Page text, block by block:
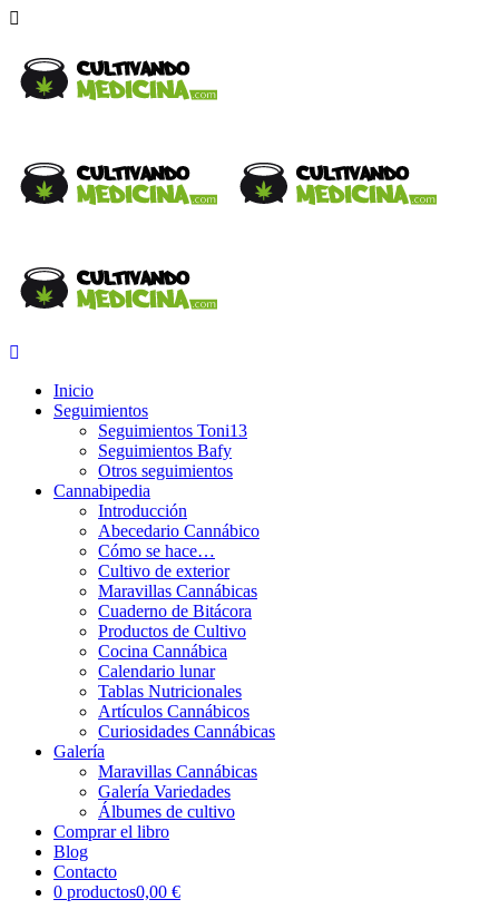
Inicio
Seguimientos
Seguimientos Toni13
Seguimientos Bafy
Otros seguimientos
Cannabipedia
Introducción
Abecedario Cannábico
Cómo se hace…
Cultivo de exterior
Maravillas Cannábicas
Cuaderno de Bitácora
Productos de Cultivo
Cocina Cannábica
Calendario lunar
Tablas Nutricionales
Artículos Cannábicos
Curiosidades Cannábicas
Galería
Maravillas Cannábicas
Galería Variedades
Álbumes de cultivo
Comprar el libro
Blog
Contacto
0 productos0,00 €